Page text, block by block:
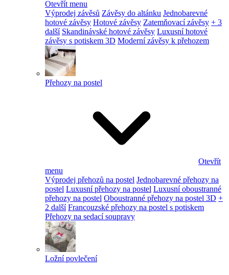
Otevřít menu
Výprodej závěsů Závěsy do altánku Jednobarevné
hotové závěsy Hotové závěsy Zatemňovací závěsy + 3
další Skandinávské hotové závěsy Luxusní hotové
závěsy s potiskem 3D Moderní závěsy k přehozem
Přehozy na postel
Otevřít
menu
Výprodej přehozů na postel Jednobarevné přehozy na
postel Luxusní přehozy na postel Luxusní oboustranné
přehozy na postel Oboustranné přehozy na postel 3D +
2 další Francouzské přehozy na postel s potiskem
Přehozy na sedací soupravy
Ložní povlečení